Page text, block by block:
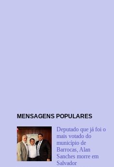
MENSAGENS POPULARES
Deputado que já foi o
mais votado do
município de
Barrocas, Alan
Sanches morre em
Salvador